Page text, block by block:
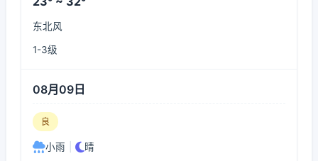
东北风
1-3级
08月09日
良
小雨 晴